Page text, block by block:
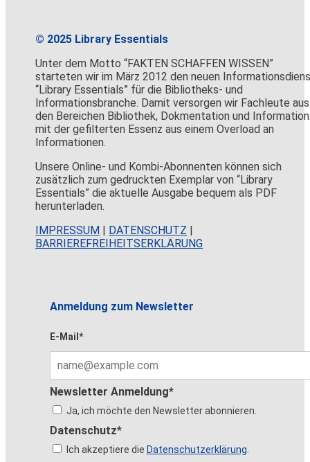
© 2025 Library Essentials
Unter dem Motto “FAKTEN SCHAFFEN WISSEN”
starteten wir im März 2012 den neuen
“Library Essentials” für die Bibliotheks- und
Informationsbranche. Damit versorgen wir Fachleute aus
den Bereichen Bibliothek, Dokmentation und Information
mit der gefilterten Essenz aus einem Overload an
Informationen.
Unsere Online- und Kombi-Abonnenten können sich
zusätzlich zum gedruckten Exemplar von “Library
Essentials” die aktuelle Ausgabe bequem als PDF
herunterladen.
IMPRESSUM | DATENSCHUTZ |
BARRIEREFREIHEITSERKLÄRUNG
Anmeldung zum Newsletter
E-Mail*
Newsletter Anmeldung*
Ja, ich möchte den Newsletter abonnieren.
Datenschutz*
Ich akzeptiere die Datenschutzerklärung